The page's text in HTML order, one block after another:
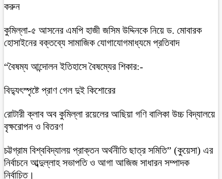
করুন
কুমিল্লা-৫ আসনের এমপি হাজী জসিম উদ্দিনকে নিয়ে ড. মোবারক
হোসাইনের বক্তব্যে সামাজিক যোগাযোগমাধ্যমে প্রতিবাদ
“বৈষম্য আন্দোলন ইতিহাসে বৈষম্যের শিকার:-
বিদ্যুৎস্পৃষ্টে প্রাণ গেল দুই কিশোরের
রোটারী ক্লাব অব কুমিল্লা রয়েলের আছিয়া গণি বালিকা উচ্চ বিদ্যালয়ে
বৃক্ষরোপন ও বিতরণ
চট্টগ্রাম বিশ্ববিদ্যালয় প্রাক্তন অর্থনীতি ছাত্র সমিতি” (কুয়েসা) এর
নির্বাচনে আব্দুল্লাহ সভাপতি ও আগা আজিজ সাধারন সম্পাদক
নির্বাচিত।